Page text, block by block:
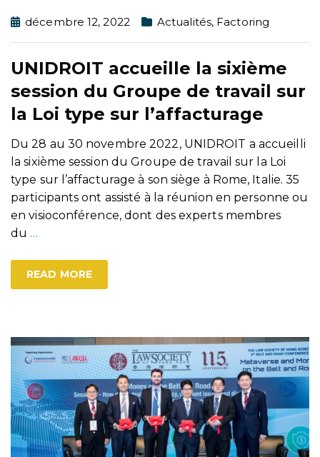
décembre 12, 2022 Actualités, Factoring
UNIDROIT accueille la sixième
session du Groupe de travail sur
la Loi type sur l’affacturage
Du 28 au 30 novembre 2022, UNIDROIT a accueilli
la sixième session du Groupe de travail sur la Loi
type sur l’affacturage à son siège à Rome, Italie. 35
participants ont assisté à la réunion en personne ou
en visioconférence, dont des experts membres
du …
READ MORE